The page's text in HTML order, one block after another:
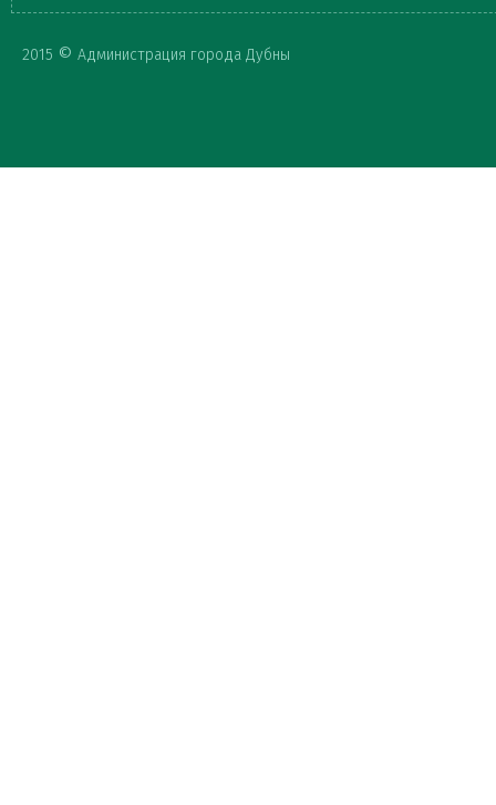
Форма
2015 © Администрация города Дубны